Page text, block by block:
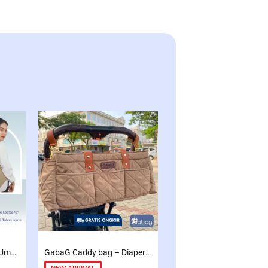
GabaG Tas Diaper Bag Umma – Blueberry – Khaki – Tas Perlengkapan Bayi | Tote Diaperbag GabaG Caddy bag – Diaper Bag Besar | multifungsi | Sekat Rapih dan luas